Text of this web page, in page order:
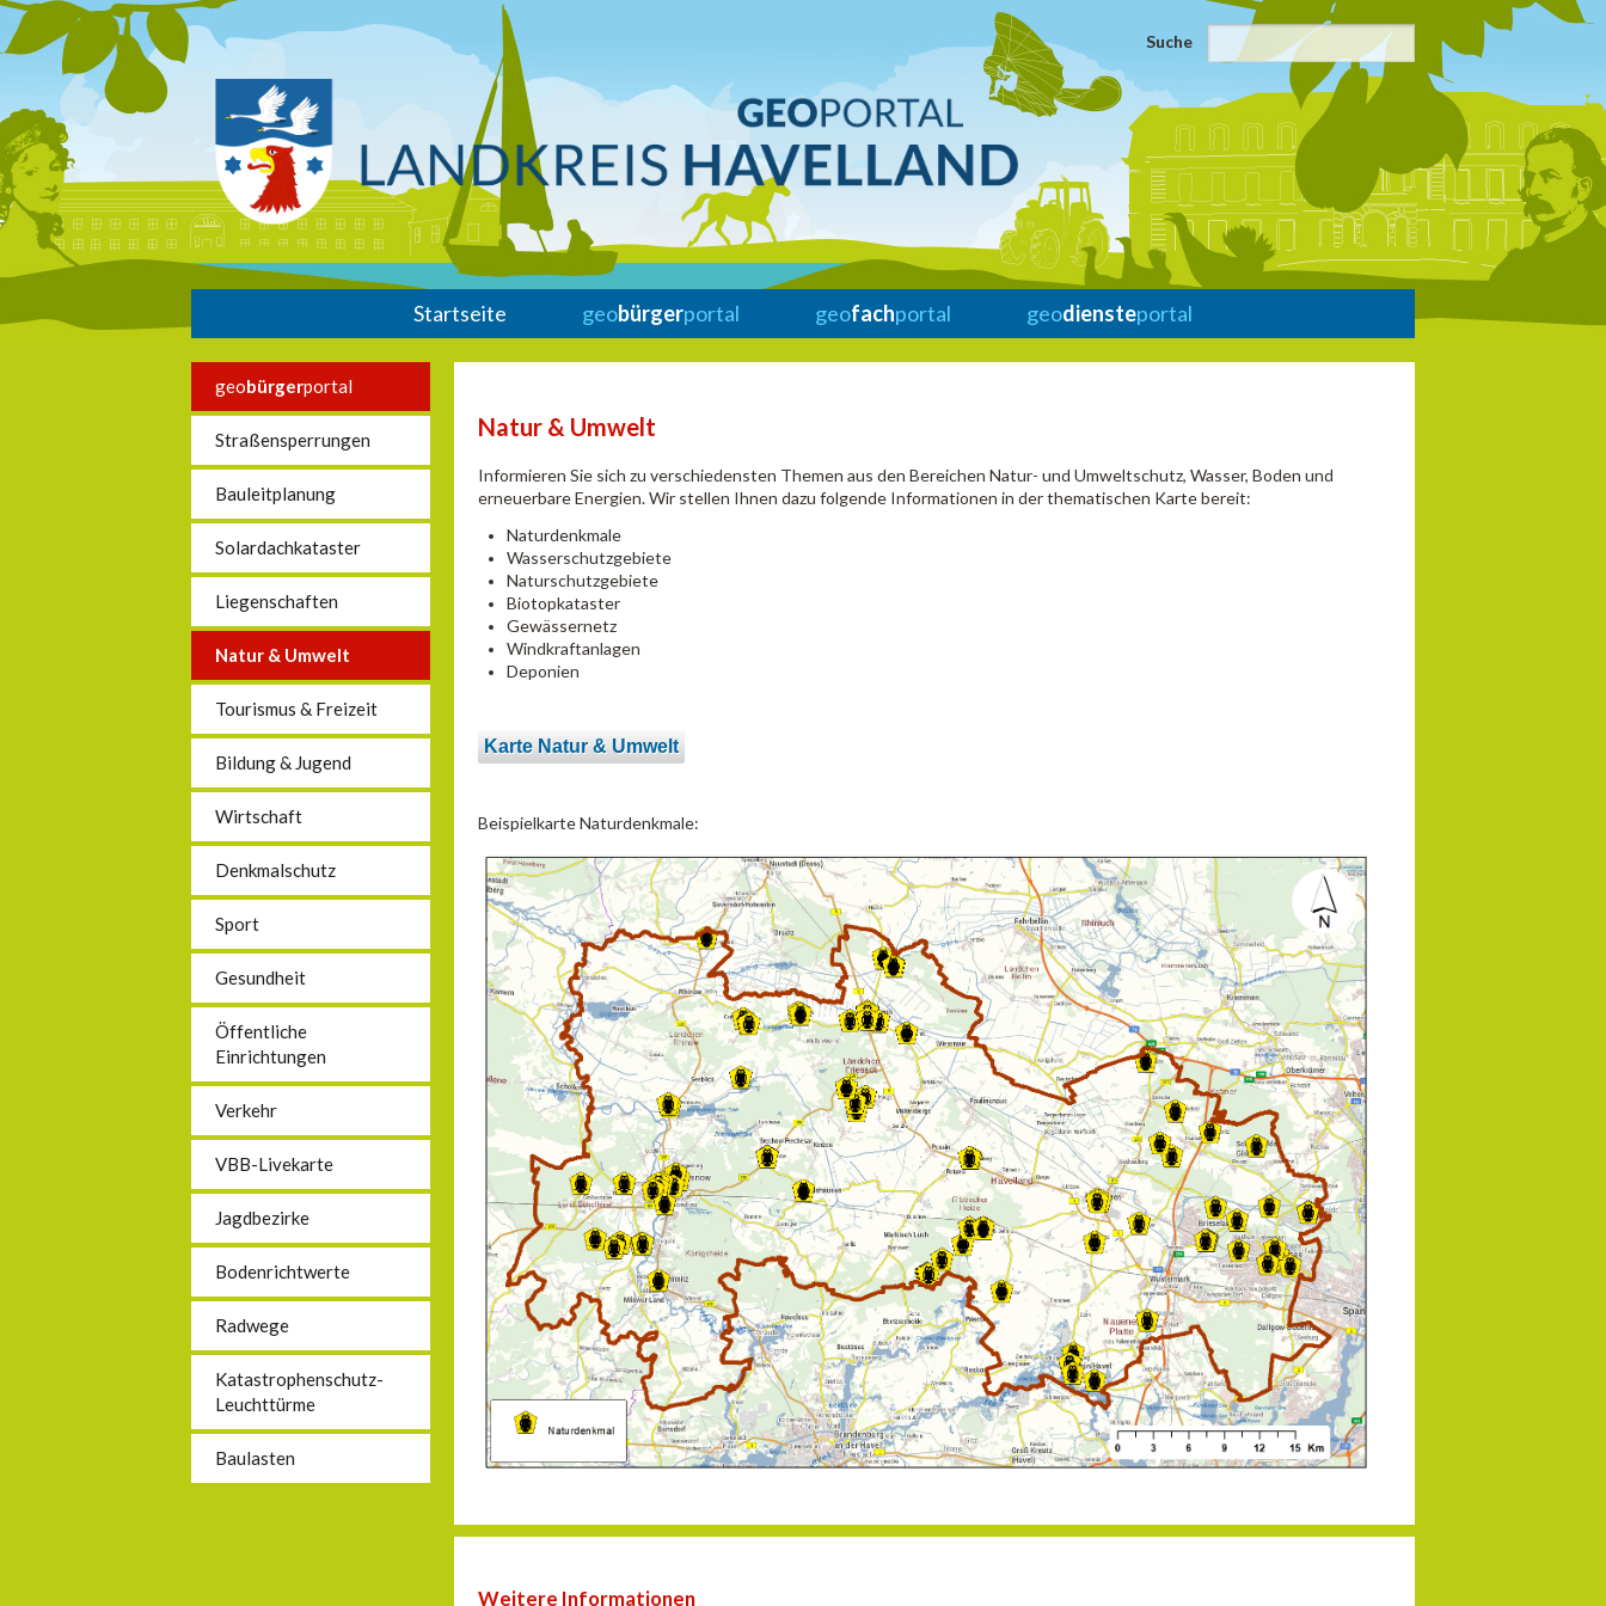
Suche
Startseite geobürgerportal geofachportal geodiensteportal
geobürgerportal
Straßensperrungen
Bauleitplanung
Solardachkataster
Liegenschaften
Natur & Umwelt
Tourismus & Freizeit
Bildung & Jugend
Wirtschaft
Denkmalschutz
Sport
Gesundheit
Öffentliche
Einrichtungen
Verkehr
VBB-Livekarte
Jagdbezirke
Bodenrichtwerte
Radwege
Katastrophenschutz-
Leuchttürme
Baulasten
Natur & Umwelt
Informieren Sie sich zu verschiedensten Themen aus den Bereichen Natur- und Umweltschutz, Wasser, Boden und
erneuerbare Energien. Wir stellen Ihnen dazu folgende Informationen in der thematischen Karte bereit:
Naturdenkmale
Wasserschutzgebiete
Naturschutzgebiete
Biotopkataster
Gewässernetz
Windkraftanlagen
Deponien
Karte Natur & Umwelt
Beispielkarte Naturdenkmale:
Weitere Informationen